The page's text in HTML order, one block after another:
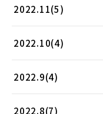
2022.11(5)
2022.10(4)
2022.9(4)
2022.8(7)